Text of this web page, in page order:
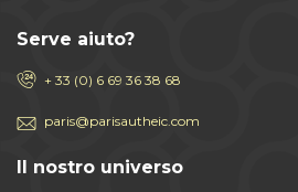
Serve aiuto?
+ 33 (0) 6 69 36 38 68
paris@parisautheic.com
Il nostro universo